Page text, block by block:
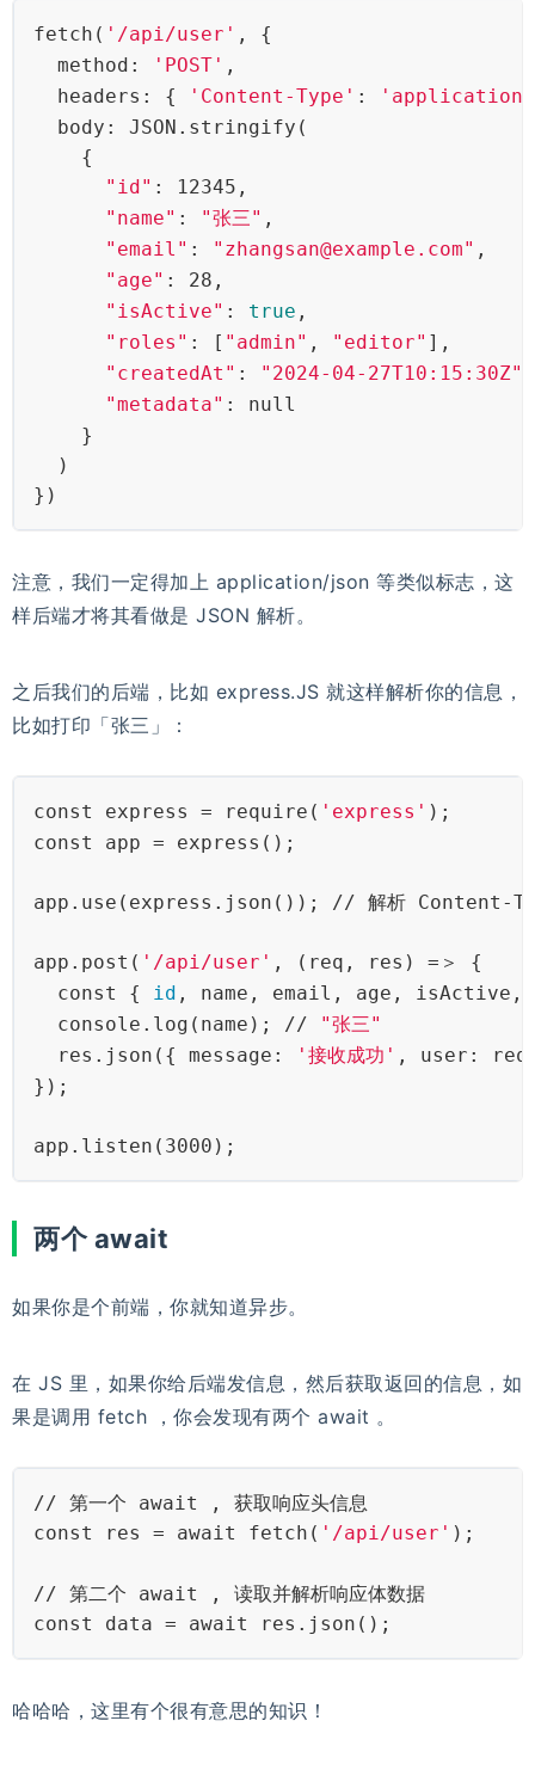
fetch( '/api/user' , {
method:
'POST' ,
headers: {
'Content-Type' :
body: JSON.stringify(
{
"id" : 12345,
"name" : "张三" ,
"email" : "zhangsan@example.com" ,
"age" : 28,
"isActive" : true ,
"roles" : [ "admin" , "editor" ],
"createdAt" : "2024-04-27T10:15:30Z"
"metadata" : null
}
)
})
注意，我们一定得加上 application/json 等类似标志，这
样后端才将其看做是 JSON 解析。
之后我们的后端，比如 express.JS 就这样解析你的信息，
比如打印「张三」：
const express = require( 'express' );
const app = express();
app.use(express.json()); // 解析 Content-
app.post( '/api/user' , (req, res) =＞ {
const { id , name, email, age, isActive,
console.log(name); //
"张三"
res.json({ message:
'接收成功' , user:
});
app.listen(3000);
两个 await
如果你是个前端，你就知道异步。
在 JS 里，如果你给后端发信息，然后获取返回的信息，如
果是调用 fetch ，你会发现有两个 await 。
// 第一个 await , 获取响应头信息
const res = await fetch( '/api/user' );
// 第二个 await , 读取并解析响应体数据
const data = await res.json();
哈哈哈，这里有个很有意思的知识！